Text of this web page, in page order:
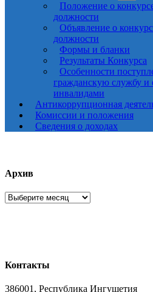
Положение о
должности
Объявление о
должности
Формы и бланки
Результаты Конкурса
Особенности
гражданскую службу и
инвалидами
Антикоррупционная
Комиссии и положения
Сведения о доходах
Архив
Архив
Контакты
386001, Республика Ингушетия